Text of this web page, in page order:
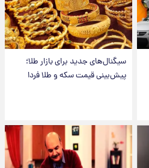
سیگنال‌های جدید برای بازار طلا؛
پیش‌بینی قیمت سکه و طلا فردا